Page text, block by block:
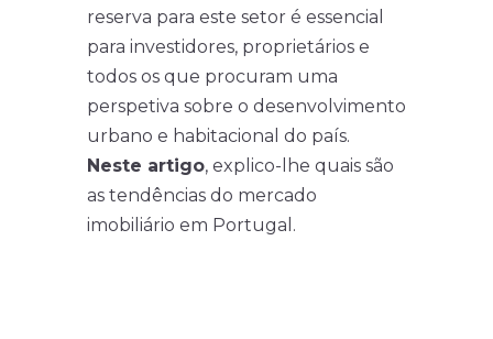
reserva para este setor é essencial
para investidores, proprietários e
todos os que procuram uma
perspetiva sobre o desenvolvimento
urbano e habitacional do país.
Neste artigo, explico-lhe quais são
as tendências do mercado
imobiliário em Portugal.